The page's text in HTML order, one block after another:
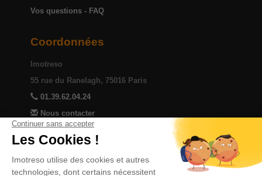
Vos questions - FAQ
Coordonnées
Imotreso
55 rue du Ranelagh, 75016 Paris
01.39.62.04.24
Nous contacter
Devenir partenaire